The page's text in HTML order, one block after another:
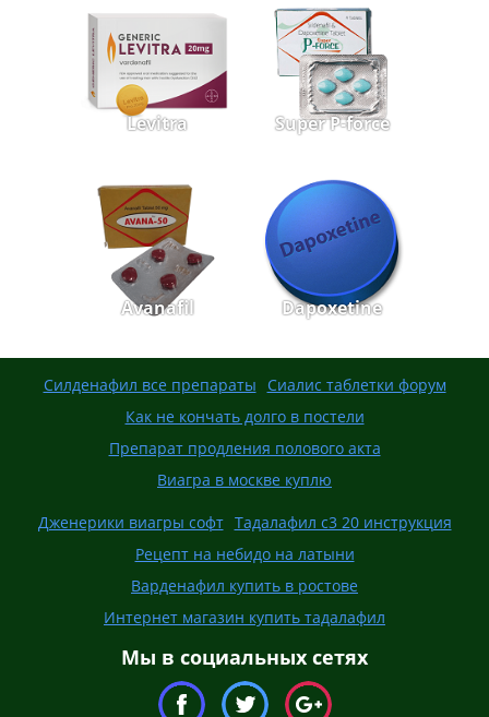
Levitra Super P-force
Avanafil Dapoxetine
Силденафил все препараты Сиалис таблетки форум
Как не кончать долго в постели
Препарат продления полового акта
Виагра в москве куплю
Дженерики виагры софт Тадалафил с3 20 инструкция
Рецепт на небидо на латыни
Варденафил купить в ростове
Интернет магазин купить тадалафил
Мы в социальных сетях